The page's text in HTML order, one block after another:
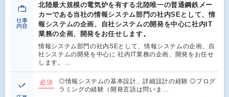
仕事
内容
北陸最大規模の電気炉を有する北陸唯一の普通鋼鉄メー
カーである当社の情報システム部門の社内SEとして、情
報システムの企画、自社システムの開発を中心に社内IT
業務の企画、開発をお任せします。
情報システム部門の社内SEとして、情報システムの企画、自
社システムの開発を中心に 社内IT業務の企画、開発をお任せ
します。…
必須
◎情報システムの基本設計、詳細設計の経験 ◎プログ
ラミングの経験（開発言語は問いま…